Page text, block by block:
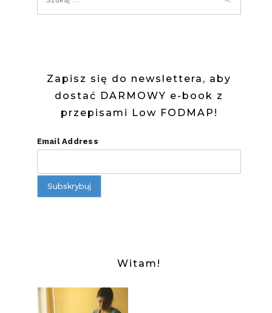
Zapisz się do newslettera, aby
dostać DARMOWY e-book z
przepisami Low FODMAP!
Email Address
Witam!